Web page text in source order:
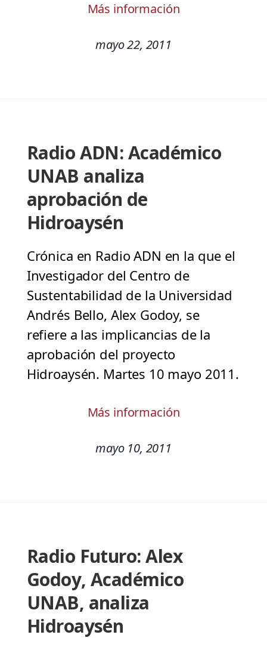
Más información
mayo 22, 2011
Radio ADN: Académico
UNAB analiza
aprobación de
Hidroaysén
Crónica en Radio ADN en la que el
Investigador del Centro de
Sustentabilidad de la Universidad
Andrés Bello, Alex Godoy, se
refiere a las implicancias de la
aprobación del proyecto
Hidroaysén. Martes 10 mayo 2011.
Más información
mayo 10, 2011
Radio Futuro: Alex
Godoy, Académico
UNAB, analiza
Hidroaysén